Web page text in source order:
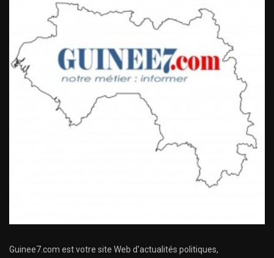
Guinee7.com est votre site Web d'actualités politiques,